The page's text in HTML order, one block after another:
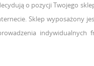
o pozycji Twojego
Sklep wyposażony